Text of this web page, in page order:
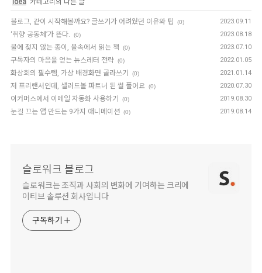
'Idea' 카테고리의 다른 글
블로그, 같이 시작해볼까요? 글쓰기가 어려웠던 이유와 팁 (0) 2023.09.11
‘취향 공동체’가 뜬다. (0) 2023.08.18
물에 젖지 않는 종이, 물속에서 읽는 책 (0) 2023.07.10
구독자의 마음을 얻는 뉴스레터 전략 (0) 2022.01.05
화상회의 필수템, 가상 배경화면 골라쓰기 (0) 2021.01.14
저 프리랜서인데, 샐러드볼 파트너 된 썰 풀어요 (0) 2020.07.30
이커머스에서 이메일 자동화 사용하기 (0) 2019.08.30
눈길 끄는 앱 만드는 9가지 애니메이션 (0) 2019.08.14
슬로워크 블로그
슬로워크는 조직과 사회의 변화에 기여하는 크리에
이티브 솔루션 회사입니다
구독하기